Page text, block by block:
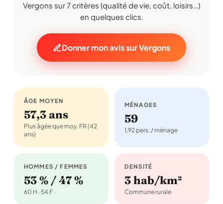
Vergons sur 7 critères (qualité de vie, coût, loisirs…)
en quelques clics.
Donner mon avis sur Vergons
ÂGE MOYEN
57,3 ans
Plus âgée que moy. FR (42
ans)
MÉNAGES
59
1,92 pers. / ménage
HOMMES / FEMMES
53 % / 47 %
60 H · 54 F
DENSITÉ
3 hab/km²
Commune rurale